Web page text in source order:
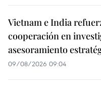
Vietnam e India
cooperación en
asesoramiento
09/08/2026 09:04